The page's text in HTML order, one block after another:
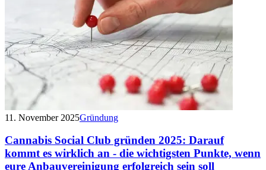
11. November 2025Gründung
Cannabis Social Club gründen 2025: Darauf
kommt es wirklich an - die wichtigsten Punkte, wenn
eure Anbauvereinigung erfolgreich sein soll